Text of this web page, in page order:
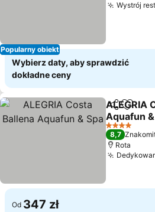
Popularny obiekt
Wystrój
Wybierz daty, aby sprawdzić
dokładne ceny
Udostępnij
Dodaj
ALEGRIA
Aquafun
4 Kategoria
8,7
Rota
Od 347 zł